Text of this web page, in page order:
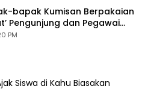
bapak Kumisan Berpakaian
Pengunjung dan Pegawai
Layar Sentuh Atm
PM
Siswa di Kahu Biasakan